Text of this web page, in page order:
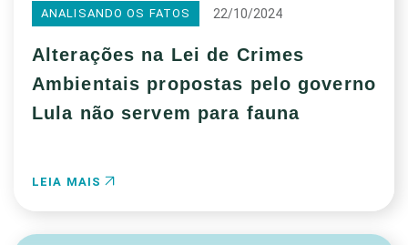
ANALISANDO OS FATOS 22/10/2024
Alterações na Lei de Crimes
Ambientais propostas pelo governo
Lula não servem para fauna
LEIA MAIS